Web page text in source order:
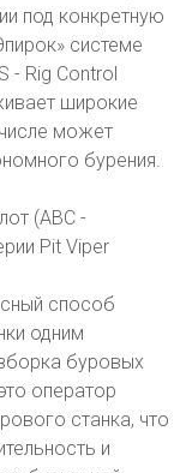
под конкретную
системе
- Rig Control
широкие
может
бурения.
(ABC -
Pit Viper
способ
одним
буровых
оператор
станка, что
и